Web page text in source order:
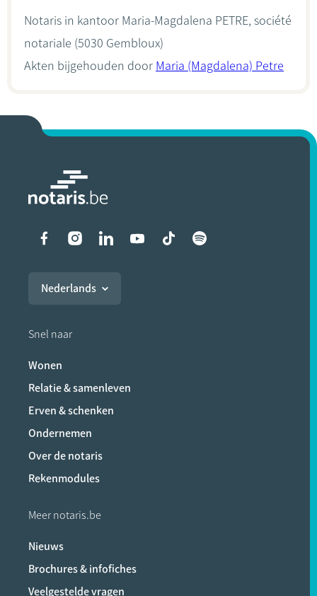
Notaris in kantoor Maria-Magdalena PETRE, société
notariale (5030 Gembloux)
Akten bijgehouden door Maria (Magdalena) Petre
Liens vers les réseaux
Nederlands
Snel naar
Wonen
Relatie & samenleven
Erven & schenken
Ondernemen
Over de notaris
Rekenmodules
Meer notaris.be
Nieuws
Brochures & infofiches
Veelgestelde vragen